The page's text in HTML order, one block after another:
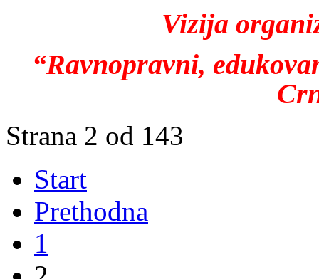
Vizija
“Ravnopravni,
Strana 2 od 143
Start
Prethodna
1